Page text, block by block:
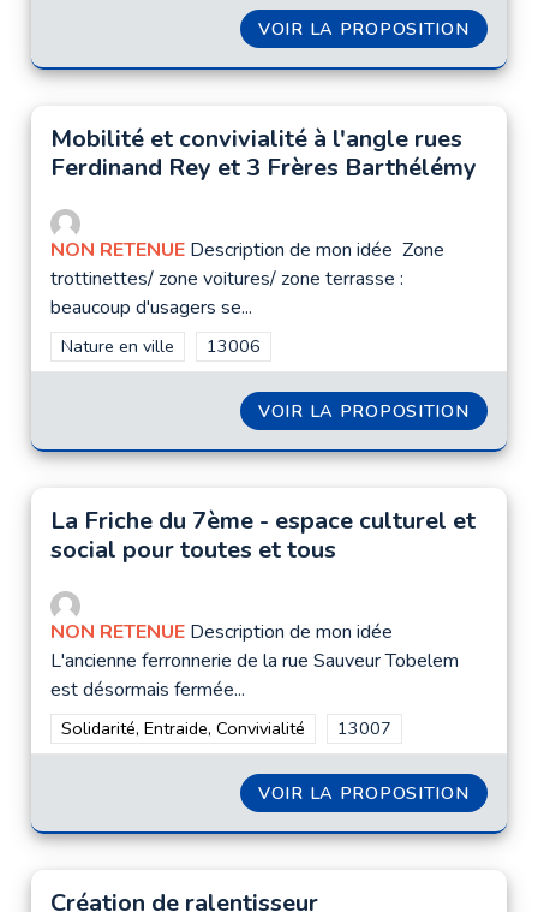
VOIR LA PROPOSITION LE
Mobilité et convivialité à l'angle rues
Ferdinand Rey et 3 Frères Barthélémy
NON RETENUE Description de mon idée Zone
trottinettes/ zone voitures/ zone terrasse :
beaucoup d'usagers se...
Filtrer les résultats de la catégorie : Nature en ville
Nature en ville Filtrer les résultats pour le secteur :
13006
VOIR LA PROPOSITION
La Friche du 7ème - espace culturel et
social pour toutes et tous
NON RETENUE Description de mon idée
L'ancienne ferronnerie de la rue Sauveur Tobelem
est désormais fermée...
Filtrer les résultats de la catégorie : Solidarité, Entraide,
Solidarité, Entraide, Convivialité Filtrer les résultats pour
13007
VOIR LA PROPOSITION LA
Création de ralentisseur